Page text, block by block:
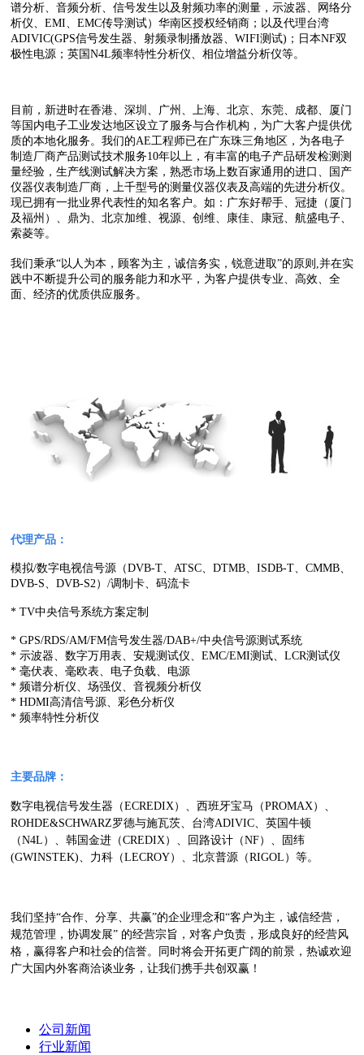
谱分析、音频分析、信号发生以及射频功率的测量，示波器、网络分
析仪、EMI、EMC传导测试）华南区授权经销商；以及代理台湾
ADIVIC(GPS信号发生器、射频录制播放器、WIFI测试)；日本NF双
极性电源；英国N4L频率特性分析仪、相位增益分析仪等。
目前，新进时在香港、深圳、广州、上海、北京、东莞、成都、厦门
等国内电子工业发达地区设立了服务与合作机构，为广大客户提供优
质的本地化服务。我们的AE工程师已在广东珠三角地区，为各电子
制造厂商产品测试技术服务10年以上，有丰富的电子产品研发检测测
量经验，生产线测试解决方案，熟悉市场上数百家通用的进口、国产
仪器仪表制造厂商，上千型号的测量仪器仪表及高端的先进分析仪。
现已拥有一批业界代表性的知名客户。如：广东好帮手、冠捷（厦门
及福州）、鼎为、北京加维、视源、创维、康佳、康冠、航盛电子、
索菱等。
我们秉承“以人为本，顾客为主，诚信务实，锐意进取”的原则,并在实
践中不断提升公司的服务能力和水平，为客户提供专业、高效、全
面、经济的优质供应服务。
代理产品：
模拟/数字电视信号源（DVB-T、ATSC、DTMB、ISDB-T、CMMB、
DVB-S、DVB-S2）/调制卡、码流卡
* TV中央信号系统方案定制
* GPS/RDS/AM/FM信号发生器/DAB+/中央信号源测试系统
* 示波器、数字万用表、安规测试仪、EMC/EMI测试、LCR测试仪
* 毫伏表、毫欧表、电子负载、电源
* 频谱分析仪、场强仪、音视频分析仪
* HDMI高清信号源、彩色分析仪
* 频率特性分析仪
主要品牌：
数字电视信号发生器（ECREDIX）、西班牙宝马（PROMAX）、
ROHDE&SCHWARZ罗德与施瓦茨、台湾ADIVIC、英国牛顿
（N4L）、韩国金进（CREDIX）、回路设计（NF）、固纬
(GWINSTEK)、力科（LECROY）、北京普源（RIGOL）等。
我们坚持“合作、分享、共赢”的企业理念和“客户为主，诚信经营，
规范管理，协调发展” 的经营宗旨，对客户负责，形成良好的经营风
格，赢得客户和社会的信誉。同时将会开拓更广阔的前景，热诚欢迎
广大国内外客商洽谈业务，让我们携手共创双赢！
公司新闻
行业新闻